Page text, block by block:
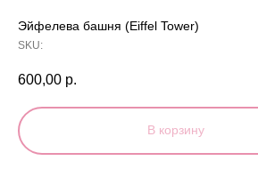
Эйфелева башня (Eiffel Tower)
SKU:
600,00 р.
В корзину